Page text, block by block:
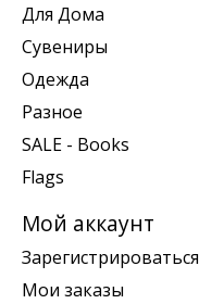
Для Дома
Сувениры
Одежда
Разное
SALE - Books
Flags
Мой аккаунт
Зарегистрироваться
Мои заказы